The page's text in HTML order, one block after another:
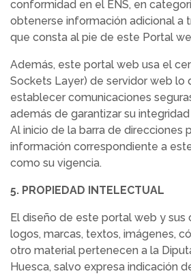
conformidad en el ENS, en
obtenerse información adicional a
que consta al pie de este Portal
Además, este portal web usa el
Sockets Layer) de servidor web lo
establecer comunicaciones
además de garantizar su
Al inicio de la barra de direcciones
información correspondiente a
como su vigencia.
5. PROPIEDAD INTELECTUAL
El diseño de este portal web y sus
logos, marcas, textos, imágenes,
otro material pertenecen a la
Huesca, salvo expresa indicación